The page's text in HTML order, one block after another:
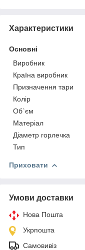
Характеристики
Основні
Виробник
Країна виробник
Призначення тари
Колір
Об`єм
Матеріал
Діаметр горлечка
Тип
Приховати
Умови доставки
Нова Пошта
Укрпошта
Самовивіз